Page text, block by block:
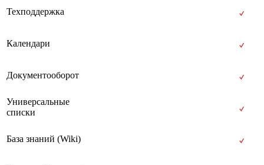
Техподдержка
Календари
Документооборот
Универсальные
списки
База знаний (Wiki)